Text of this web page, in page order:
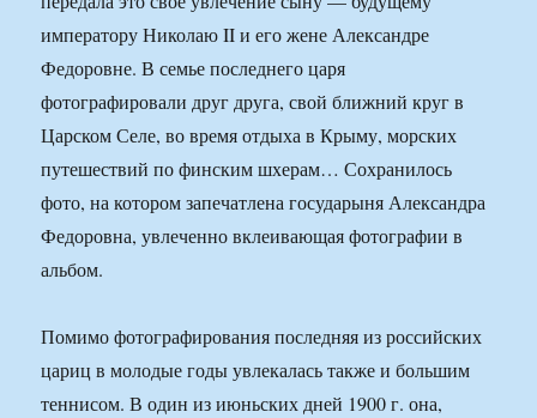
императору Николаю II и его жене Александре
Федоровне. В семье последнего царя
фотографировали друг друга, свой ближний круг в
Царском Селе, во время отдыха в Крыму, морских
путешествий по финским шхерам… Сохранилось
фото, на котором запечатлена государыня Александра
Федоровна, увлеченно вклеивающая фотографии в
альбом.
Помимо фотографирования последняя из российских
цариц в молодые годы увлекалась также и большим
теннисом. В один из июньских дней 1900 г. она,